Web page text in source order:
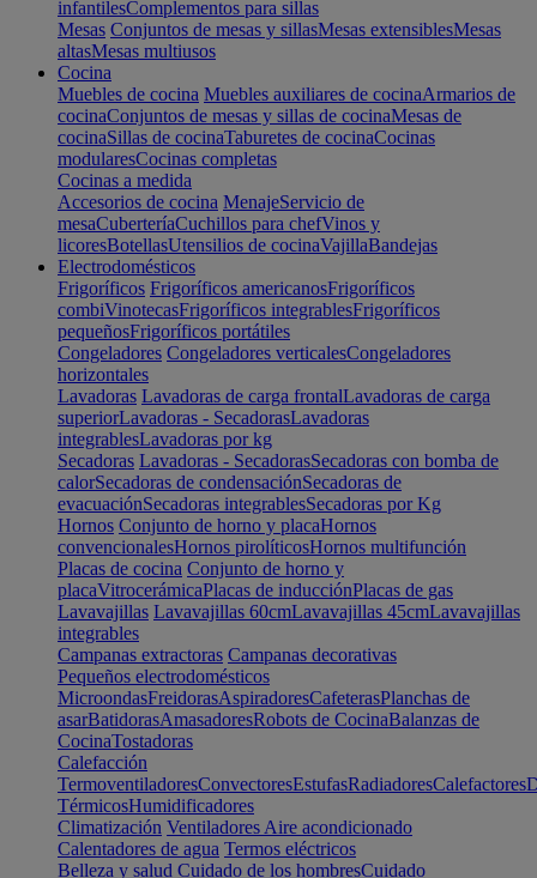
infantilesComplementos para sillas
Mesas Conjuntos de mesas y sillasMesas extensiblesMesas
altasMesas multiusos
Cocina
Muebles de cocina Muebles auxiliares de cocinaArmarios de
cocinaConjuntos de mesas y sillas de cocinaMesas de
cocinaSillas de cocinaTaburetes de cocinaCocinas
modularesCocinas completas
Cocinas a medida
Accesorios de cocina MenajeServicio de
mesaCuberteríaCuchillos para chefVinos y
licoresBotellasUtensilios de cocinaVajillaBandejas
Electrodomésticos
Frigoríficos Frigoríficos americanosFrigoríficos
combiVinotecasFrigoríficos integrablesFrigoríficos
pequeñosFrigoríficos portátiles
Congeladores Congeladores verticalesCongeladores
horizontales
Lavadoras Lavadoras de carga frontalLavadoras de carga
superiorLavadoras - SecadorasLavadoras
integrablesLavadoras por kg
Secadoras Lavadoras - SecadorasSecadoras con bomba de
calorSecadoras de condensaciónSecadoras de
evacuaciónSecadoras integrablesSecadoras por Kg
Hornos Conjunto de horno y placaHornos
convencionalesHornos pirolíticosHornos multifunción
Placas de cocina Conjunto de horno y
placaVitrocerámicaPlacas de inducciónPlacas de gas
Lavavajillas Lavavajillas 60cmLavavajillas 45cmLavavajillas
integrables
Campanas extractoras Campanas decorativas
Pequeños electrodomésticos
MicroondasFreidorasAspiradoresCafeterasPlanchas de
asarBatidorasAmasadoresRobots de CocinaBalanzas de
CocinaTostadoras
Calefacción
TermoventiladoresConvectoresEstufasRadiadoresCalefactores
TérmicosHumidificadores
Climatización Ventiladores Aire acondicionado
Calentadores de agua Termos eléctricos
Belleza y salud Cuidado de los hombresCuidado